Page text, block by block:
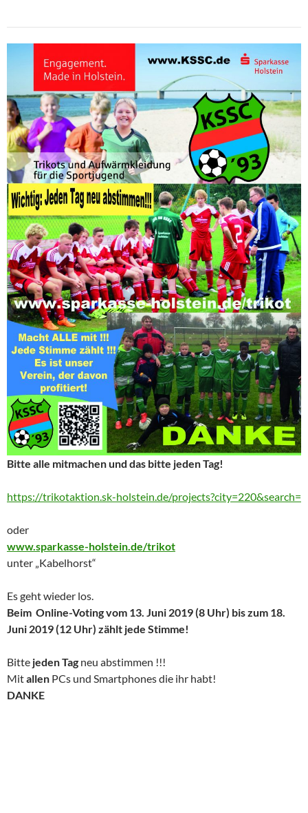
Bitte alle mitmachen und das bitte jeden Tag!
https://trikotaktion.sk-holstein.de/projects?city=220&search=
oder
www.sparkasse-holstein.de/trikot
unter „Kabelhorst“
Es geht wieder los.
Beim Online-Voting vom 13. Juni 2019 (8 Uhr) bis zum 18.
Juni 2019 (12 Uhr) zählt jede Stimme!
Bitte jeden Tag neu abstimmen !!!
Mitallen PCs und Smartphones die ihr habt!
DANKE